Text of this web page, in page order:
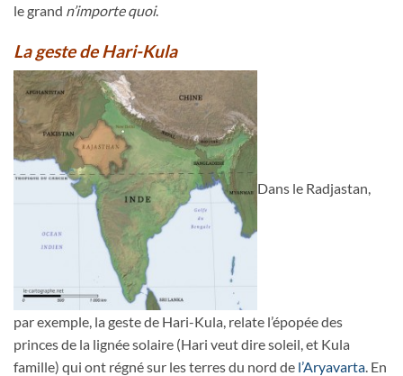
le grand n’importe quoi.
La geste de Hari-Kula
Dans le Radjastan,
par exemple, la geste de Hari-Kula, relate l’épopée des
princes de la lignée solaire (Hari veut dire soleil, et Kula
famille) qui ont régné sur les terres du nord de l’Aryavarta . En